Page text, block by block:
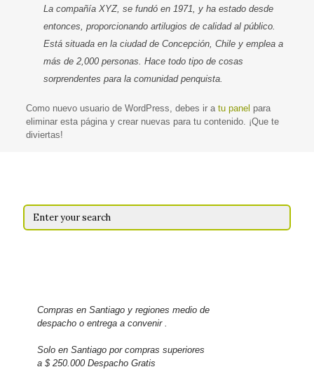
La compañía XYZ, se fundó en 1971, y ha estado desde
entonces, proporcionando artilugios de calidad al público.
Está situada en la ciudad de Concepción, Chile y emplea a
más de 2,000 personas. Hace todo tipo de cosas
sorprendentes para la comunidad penquista.
Como nuevo usuario de WordPress, debes ir a tu panel para
eliminar esta página y crear nuevas para tu contenido. ¡Que te
diviertas!
Compras en Santiago y regiones medio de
despacho o entrega a convenir .
Solo en Santiago por compras superiores
a $ 250.000 Despacho Gratis